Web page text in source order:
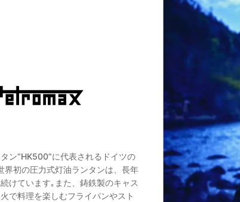
ン“HK500”に代表されるドイツの
界初の圧力式灯油ランタンは、長年
けています｡また、鋳鉄製のキャス
で料理を楽しむフライパンやスト